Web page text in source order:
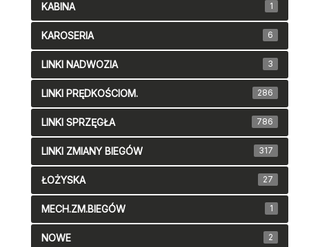
KABINA 1
KAROSERIA 6
LINKI NADWOZIA 3
LINKI PRĘDKOŚCIOM. 286
LINKI SPRZĘGŁA 786
LINKI ZMIANY BIEGÓW 317
ŁOŻYSKA 27
MECH.ZM.BIEGÓW 1
NOWE 2